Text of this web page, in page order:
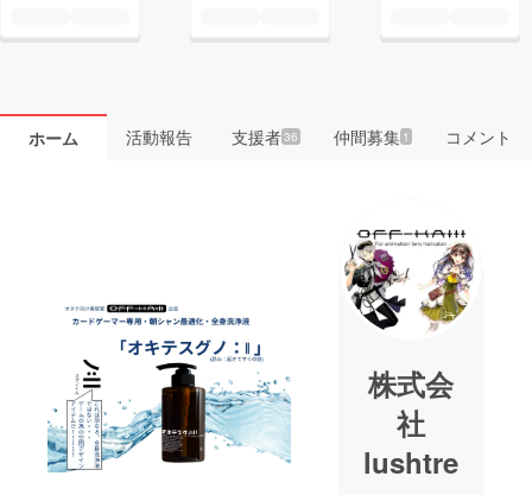
ホーム 活動報告 支援者36 仲間募集 1 コメント
株式会
社
lushtre